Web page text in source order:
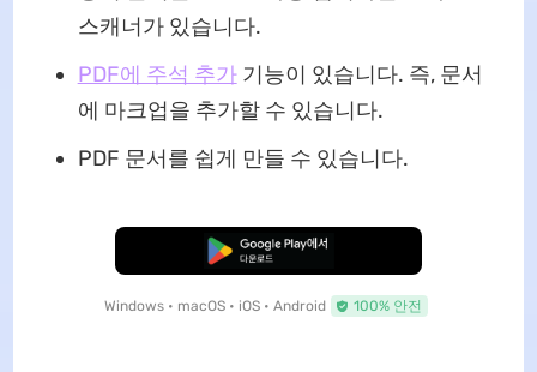
스캐너가 있습니다.
PDF에 주석 추가기능이 있습니다. 즉, 문서
에 마크업을 추가할 수 있습니다.
PDF 문서를 쉽게 만들 수 있습니다.
무료로 다운로드
Windows • macOS • iOS • Android 100% 안전